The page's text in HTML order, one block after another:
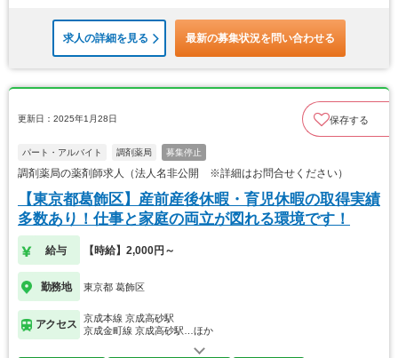
求人の詳細を見る 最新の募集状況を問い合わせる
更新日：2025年1月28日 保存する
パート・アルバイト 調剤薬局 募集停止
調剤薬局の薬剤師求人（法人名非公開 ※詳細はお問合せください）
【東京都葛飾区】産前産後休暇・育児休暇の取得実績
多数あり！仕事と家庭の両立が図れる環境です！
給与 【時給】2,000円～
勤務地 東京都 葛飾区
アクセス
京成本線 京成高砂駅
京成金町線 京成高砂駅…ほか